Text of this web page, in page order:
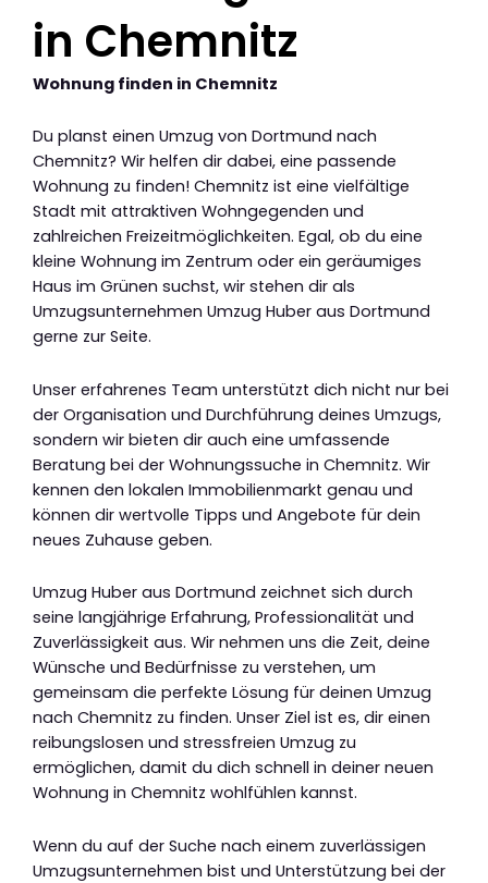
in Chemnitz
Wohnung finden in Chemnitz
Du planst einen Umzug von Dortmund nach
Chemnitz? Wir helfen dir dabei, eine passende
Wohnung zu finden! Chemnitz ist eine vielfältige
Stadt mit attraktiven Wohngegenden und
zahlreichen Freizeitmöglichkeiten. Egal, ob du eine
kleine Wohnung im Zentrum oder ein geräumiges
Haus im Grünen suchst, wir stehen dir als
Umzugsunternehmen Umzug Huber aus Dortmund
gerne zur Seite.
Unser erfahrenes Team unterstützt dich nicht nur bei
der Organisation und Durchführung deines Umzugs,
sondern wir bieten dir auch eine umfassende
Beratung bei der Wohnungssuche in Chemnitz. Wir
kennen den lokalen Immobilienmarkt genau und
können dir wertvolle Tipps und Angebote für dein
neues Zuhause geben.
Umzug Huber aus Dortmund zeichnet sich durch
seine langjährige Erfahrung, Professionalität und
Zuverlässigkeit aus. Wir nehmen uns die Zeit, deine
Wünsche und Bedürfnisse zu verstehen, um
gemeinsam die perfekte Lösung für deinen Umzug
nach Chemnitz zu finden. Unser Ziel ist es, dir einen
reibungslosen und stressfreien Umzug zu
ermöglichen, damit du dich schnell in deiner neuen
Wohnung in Chemnitz wohlfühlen kannst.
Wenn du auf der Suche nach einem zuverlässigen
Umzugsunternehmen bist und Unterstützung bei der